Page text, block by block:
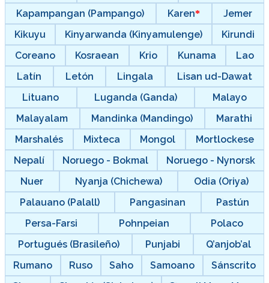
Kapampangan (Pampango)
Karen
Jemer
Kikuyu
Kinyarwanda (Kinyamulenge)
Kirundi
Coreano
Kosraean Krio Kunama
Lao
Latín
Letón Lingala
Lisan ud-Dawat
Lituano
Luganda (Ganda)
Malayo
Malayalam
Mandinka (Mandingo)
Marathi
Marshalés
Mixteca Mongol
Mortlockese
Nepalí
Noruego - Bokmal
Noruego - Nynorsk
Nuer
Nyanja (Chichewa)
Odia (Oriya)
Palauano (Palall)
Pangasinan
Pastún
Persa-Farsi
Pohnpeian
Polaco
Portugués (Brasileño)
Punjabi
Q’anjob’al
Rumano
Ruso Saho Samoano
Sánscrito